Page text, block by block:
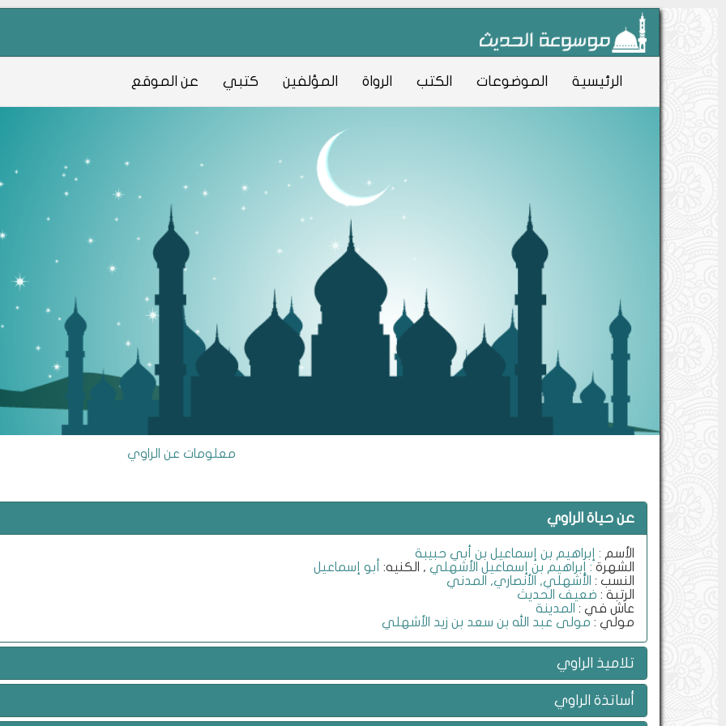
الرئيسية الموضوعات الكتب الرواة المؤلفين كتبي عن الموقع
معلومات عن الراوي
عن حياة الراوي
الأسم : إبراهيم بن إسماعيل بن أبي حبيبة
الشهرة : إبراهيم بن إسماعيل الأشهلي , الكنيه:
أبو إسماعيل
النسب : الأشهلي, الأنصاري, المدني
الرتبة : ضعيف الحديث
عاش في : المدينة
مولي : مولى عبد الله بن سعد بن زيد الأشهلي
تلاميذ الراوي
أساتذة الراوي